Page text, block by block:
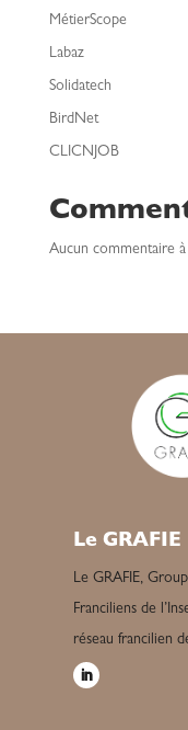
MétierScope
Labaz
Solidatech
BirdNet
CLICNJOB
Aucun commentaire à
Le GRAFIE
Le GRAFIE,
Franciliens de
réseau francilien